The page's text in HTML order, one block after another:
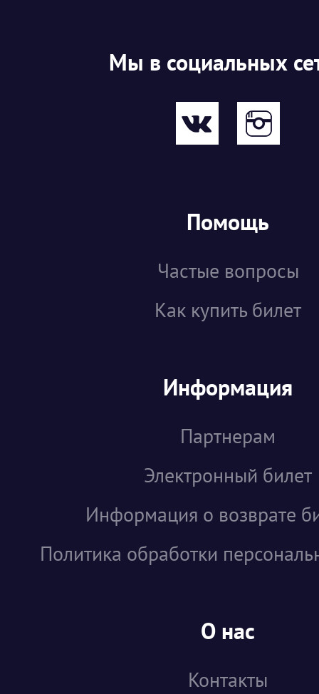
Мы в социальных
Помощь
Частые вопросы
Как купить билет
Информация
Партнерам
Электронный билет
Информация о возврате
Политика обработки
О нас
Контакты